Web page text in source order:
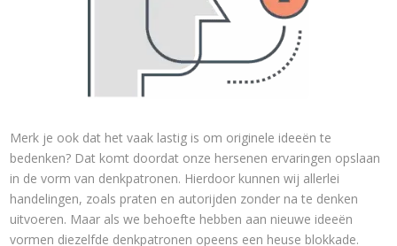
Merk je ook dat het vaak lastig is om originele ideeën te
bedenken? Dat komt doordat onze hersenen ervaringen opslaan
in de vorm van denkpatronen. Hierdoor kunnen wij allerlei
handelingen, zoals praten en autorijden zonder na te denken
uitvoeren. Maar als we behoefte hebben aan nieuwe ideeën
vormen diezelfde denkpatronen opeens een heuse blokkade.